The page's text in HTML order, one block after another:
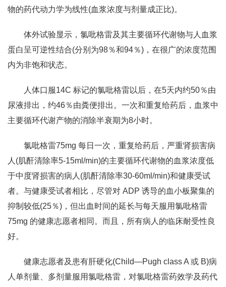
物的药代动力学为线性(血浆浓度与剂量成正比)。
体外试验显示，氯吡格雷及其主要循环代谢物与人血浆
蛋白呈可逆性结合(分别为98％和94％)，在很广的浓度范围
内为非饱和状态。
人体口服14C 标记的氯吡格雷以后，在5天内约50％由
尿液排出，约46％由粪便排出。一次和重复给药后，血浆中
主要循环代谢产物的消除半衰期为8小时。
氯吡格雷75mg 每日一次，重复给药后，严重肾损害病
人(肌酐清除率5-15ml/min)的主要循环代谢物的血浆浓度低
于中度肾损害的病人(肌酐清除率30-60ml/min)和健康受试
者。与健康受试者相比，尽管对 ADP 诱导的血小板聚集的
抑制较低(25％)，但出血时间的延长与每天服用氯吡格雷
75mg 的健康志愿者相同。而且，所有病人的临床耐受性良
好。
健康志愿者及患有肝硬化(Child—Pugh class A 或 B)病
人单剂量、多剂量服用氯吡格雷，对氯吡格雷药效学及药代